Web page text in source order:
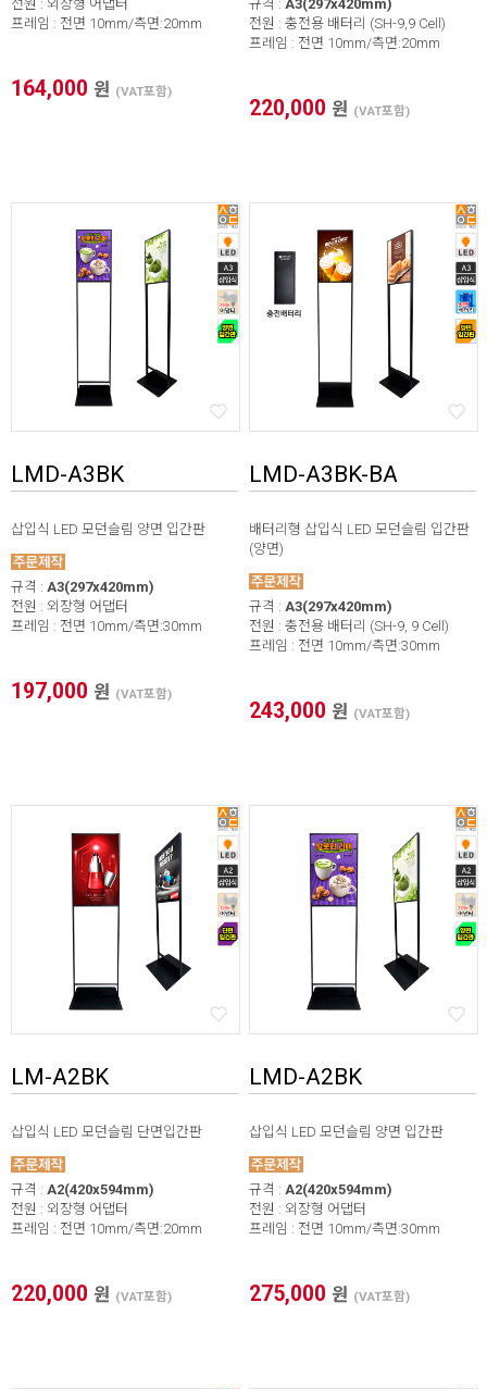
전원 : 외장형 어댑터
프레임 : 전면 10mm/측면:20mm
164,000 원 (VAT포함)
규격 : A3(297x420mm)
전원 : 충전용 배터리 (SH-9,9 Cell)
프레임 : 전면 10mm/측면:20mm
220,000 원 (VAT포함)
LMD-A3BK
삽입식 LED 모던슬림 양면 입간판
규격 : A3(297x420mm)
전원 : 외장형 어댑터
프레임 : 전면 10mm/측면:30mm
197,000 원 (VAT포함)
LMD-A3BK-BA
배터리형 삽입식 LED 모던슬림 입간판
(양면)
규격 : A3(297x420mm)
전원 : 충전용 배터리 (SH-9, 9 Cell)
프레임 : 전면 10mm/측면:30mm
243,000 원 (VAT포함)
LM-A2BK
삽입식 LED 모던슬림 단면입간판
규격 : A2(420x594mm)
전원 : 외장형 어댑터
프레임 : 전면 10mm/측면:20mm
220,000 원 (VAT포함)
LMD-A2BK
삽입식 LED 모던슬림 양면 입간판
규격 : A2(420x594mm)
전원 : 외장형 어댑터
프레임 : 전면 10mm/측면:30mm
275,000 원 (VAT포함)